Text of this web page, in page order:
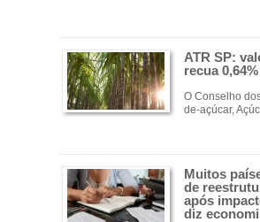
ATR SP:
recua
O Conselho
de-açúcar,
Muitos
de
após
diz